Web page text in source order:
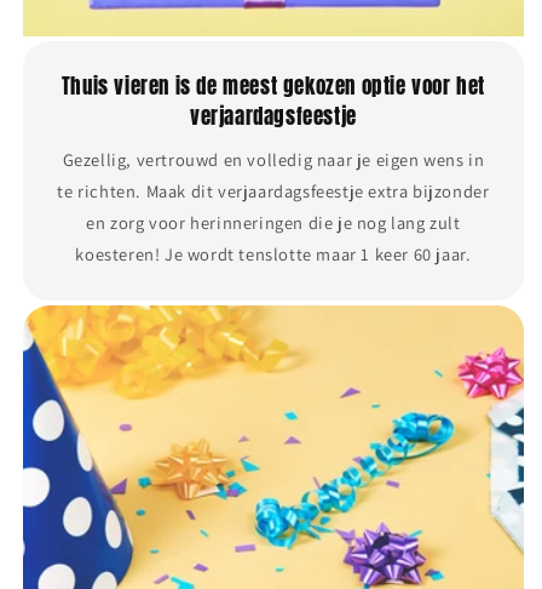
Thuis vieren is de meest gekozen optie voor het
verjaardagsfeestje
Gezellig, vertrouwd en volledig naar je eigen wens in
te richten. Maak dit verjaardagsfeestje extra bijzonder
en zorg voor herinneringen die je nog lang zult
koesteren! Je wordt tenslotte maar 1 keer 60 jaar.